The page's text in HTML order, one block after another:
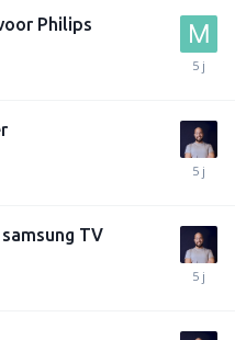
Philips
TV